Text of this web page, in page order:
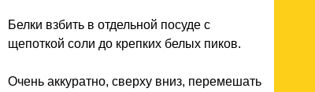
Белки взбить в отдельной посуде с
щепоткой соли до крепких белых пиков.
Очень аккуратно, сверху вниз, перемешать